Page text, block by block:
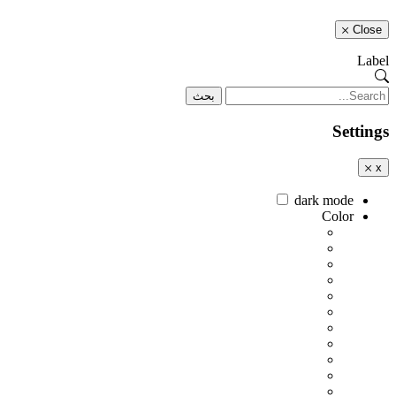
Close
Label
بحث
Settings
x
dark mode
Color